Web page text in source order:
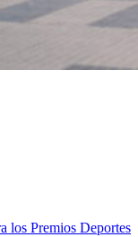
los Premios Deportes